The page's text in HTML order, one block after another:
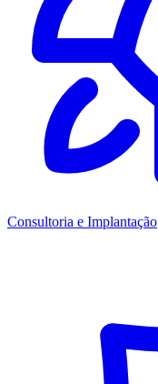
Consultoria e Implantação